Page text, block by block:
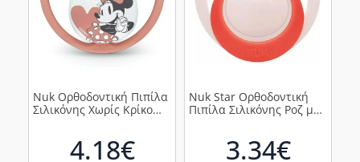
Nuk Ορθοδοντική Πιπίλα
Σιλικόνης Χωρίς Κρίκο
4.18€
Nuk Star Ορθοδοντική
Πιπίλα Σιλικόνης Ροζ με
3.34€